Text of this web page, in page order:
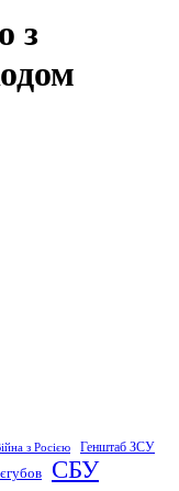
з
з Росією Генштаб ЗСУ
СБУ